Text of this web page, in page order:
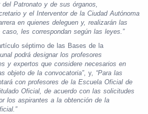
Patronato y de sus órganos,
y el Interventor de la Ciudad Autónoma
en quienes deleguen y, realizarán las
les correspondan según las leyes.”
séptimo de las Bases de la
podrá designar los profesores
y expertos que considere necesarios en
objeto de la convocatoria”, y, “Para las
con profesores de la Escuela Oficial de
Oficial, de acuerdo con las solicitudes
los aspirantes a la obtención de la